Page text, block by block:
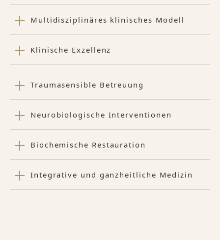
Multidisziplinäres klinisches Modell
Klinische Exzellenz
Traumasensible Betreuung
Neurobiologische Interventionen
Biochemische Restauration
Integrative und ganzheitliche Medizin